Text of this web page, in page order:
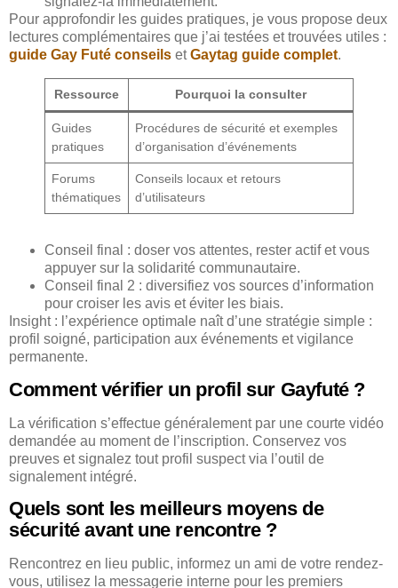
Pour approfondir les guides pratiques, je vous propose deux
lectures complémentaires que j’ai testées et trouvées utiles :
guide Gay Futé conseils etGaytag guide complet.
Ressource Pourquoi la consulter
Guides
pratiques
Procédures de sécurité et exemples
d’organisation d’événements
Forums
thématiques
Conseils locaux et retours
d’utilisateurs
Conseil final : doser vos attentes, rester actif et vous
appuyer sur la solidarité communautaire.
Conseil final 2 : diversifiez vos sources d’information
pour croiser les avis et éviter les biais.
Insight : l’expérience optimale naît d’une stratégie simple :
profil soigné, participation aux événements et vigilance
permanente.
Comment vérifier un profil sur Gayfuté ?
La vérification s’effectue généralement par une courte vidéo
demandée au moment de l’inscription. Conservez vos
preuves et signalez tout profil suspect via l’outil de
signalement intégré.
Quels sont les meilleurs moyens de
sécurité avant une rencontre ?
Rencontrez en lieu public, informez un ami de votre rendez-
vous, utilisez la messagerie interne pour les premiers